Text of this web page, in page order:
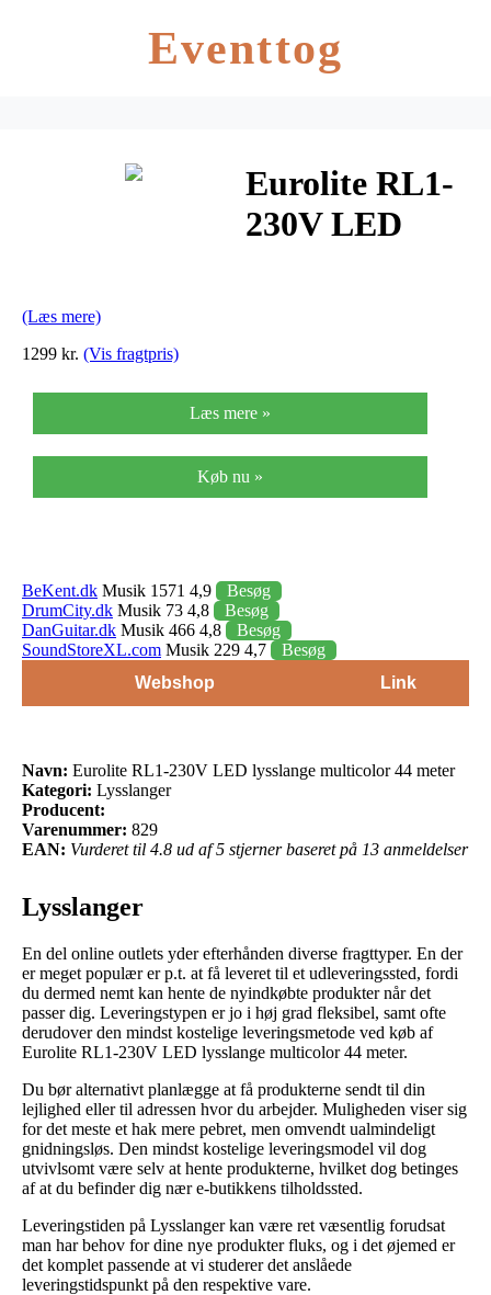
Eventtog
Eurolite RL1-
230V LED
(Læs mere)
1299 kr. (Vis fragtpris)
Læs mere »
Køb nu »
BeKent.dk Musik 1571 4,9
Besøg
DrumCity.dk Musik 73 4,8
Besøg
DanGuitar.dk Musik 466 4,8
Besøg
SoundStoreXL.com Musik 229 4,7
Besøg
Webshop
Link
Navn: Eurolite RL1-230V LED lysslange multicolor 44 meter
Kategori: Lysslanger
Producent:
Varenummer: 829
EAN: Vurderet til 4.8 ud af 5 stjerner baseret på 13 anmeldelser
Lysslanger
En del online outlets yder efterhånden diverse fragttyper. En der
er meget populær er p.t. at få leveret til et udleveringssted, fordi
du dermed nemt kan hente de nyindkøbte produkter når det
passer dig. Leveringstypen er jo i høj grad fleksibel, samt ofte
derudover den mindst kostelige leveringsmetode ved køb af
Eurolite RL1-230V LED lysslange multicolor 44 meter.
Du bør alternativt planlægge at få produkterne sendt til din
lejlighed eller til adressen hvor du arbejder. Muligheden viser sig
for det meste et hak mere pebret, men omvendt ualmindeligt
gnidningsløs. Den mindst kostelige leveringsmodel vil dog
utvivlsomt være selv at hente produkterne, hvilket dog betinges
af at du befinder dig nær e-butikkens tilholdssted.
Leveringstiden på Lysslanger kan være ret væsentlig forudsat
man har behov for dine nye produkter fluks, og i det øjemed er
det komplet passende at vi studerer det anslåede
leveringstidspunkt på den respektive vare.